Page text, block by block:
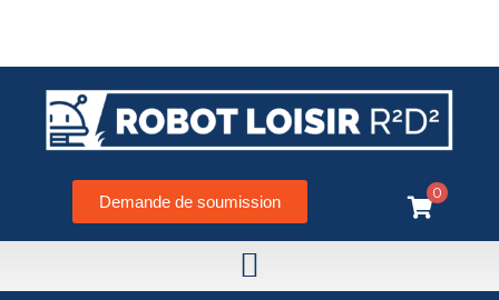
Demande de soumission
0
Gamme de robots
→ Voir toute la gamme de robots